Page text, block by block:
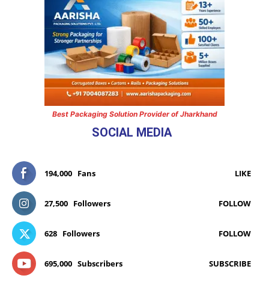
Best Packaging Solution Provider of Jharkhand
SOCIAL MEDIA
194,000 Fans LIKE
27,500 Followers FOLLOW
628 Followers FOLLOW
695,000 Subscribers SUBSCRIBE